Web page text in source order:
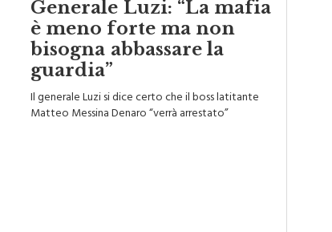
Generale Luzi: “La mafia
è meno forte ma non
bisogna abbassare la
guardia”
Il generale Luzi si dice certo che il boss latitante
Matteo Messina Denaro “verrà arrestato”